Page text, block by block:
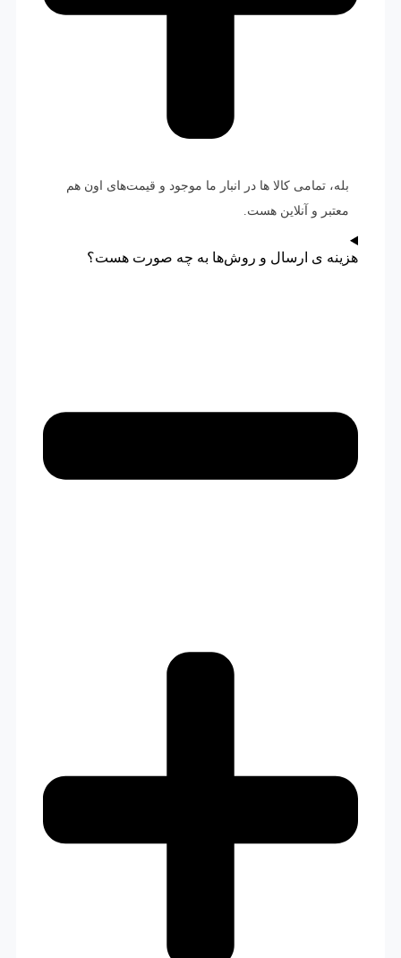
بله، تمامی کالا ها در انبار ما موجود و قیمت‌های اون هم
معتبر و آنلاین هست.
هزینه ی ارسال و روش‌ها به چه صورت هست؟